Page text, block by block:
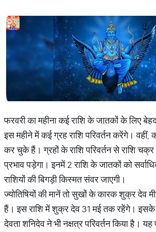
फरवरी का महीना कई राशि के जातकों के लिए
इस महीने में कई ग्रह राशि परिवर्तन करेंगे। वहीं,
कर चुके हैं। ग्रहों के राशि परिवर्तन से राशि चक्र
प्रभाव पड़ेगा। इनमें 2 राशि के जातकों को
राशियों की बिगड़ी किस्मत संवर जाएगी।
ज्योतिषियों की मानें तो सुखों के कारक शुक्र देव
हैं। इस राशि में शुक्र देव 31 मई तक रहेंगे। इसके
देवता शनिदेव ने भी नक्षत्र परिवर्तन किया है। यह